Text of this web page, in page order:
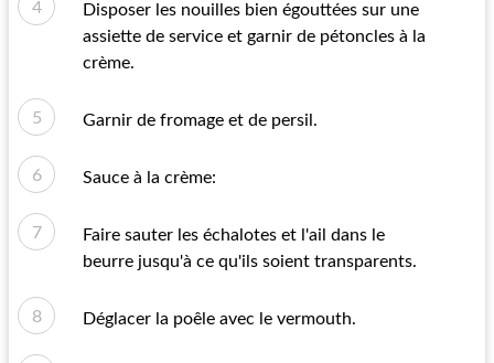
Disposer les nouilles bien égouttées sur une
assiette de service et garnir de pétoncles à la
crème.
Garnir de fromage et de persil.
Sauce à la crème:
Faire sauter les échalotes et l'ail dans le
beurre jusqu'à ce qu'ils soient transparents.
Déglacer la poêle avec le vermouth.